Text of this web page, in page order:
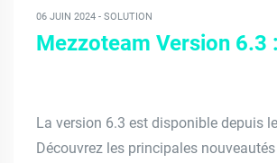
06 JUIN 2024 - SOLUTION
Mezzoteam Version 6.3
La version 6.3 est disponible depuis
Découvrez les principales